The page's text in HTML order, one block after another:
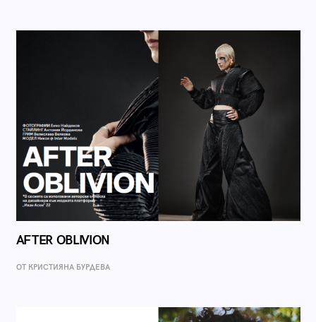
AFTER OBLIVION
ОТ КРИСТИЯНА БУРДЕВА